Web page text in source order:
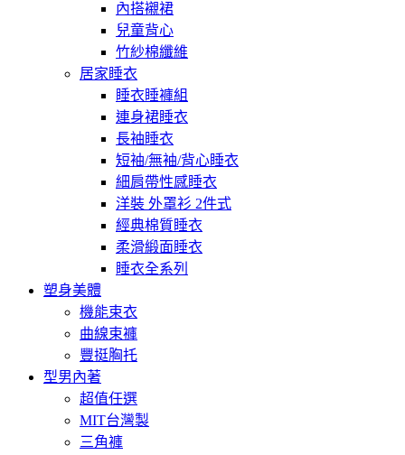
內搭襯裙
兒童背心
竹紗棉纖維
居家睡衣
睡衣睡褲組
連身裙睡衣
長袖睡衣
短袖/無袖/背心睡衣
細肩帶性感睡衣
洋裝 外罩衫 2件式
經典棉質睡衣
柔滑緞面睡衣
睡衣全系列
塑身美體
機能束衣
曲線束褲
豐挺胸托
型男內著
超值任選
MIT台灣製
三角褲